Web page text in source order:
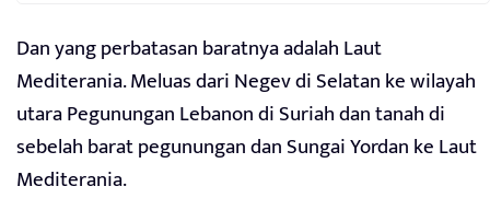
Dan yang perbatasan baratnya adalah Laut
Mediterania. Meluas dari Negev di Selatan ke wilayah
utara Pegunungan Lebanon di Suriah dan tanah di
sebelah barat pegunungan dan Sungai Yordan ke Laut
Mediterania.